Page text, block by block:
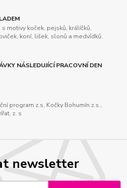
motivy koček, pejsků, králíčků,
koní, lišek, slonů a medvídků.
NÁSLEDUJÍCÍ PRACOVNÍ DEN
program z.s, Kočky Bohumín z.s.,
z. s
newsletter